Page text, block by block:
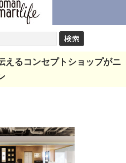
えるコンセプトショップがニ